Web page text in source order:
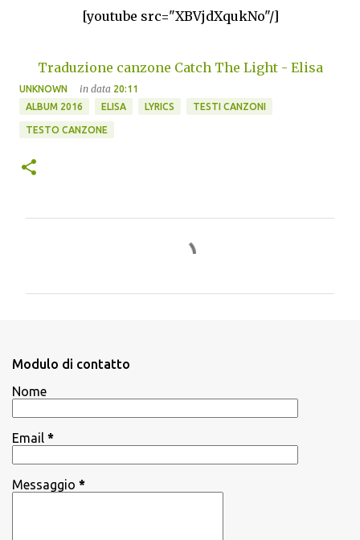
[youtube src="XBVjdXqukNo"/]
Traduzione canzone Catch The Light - Elisa
UNKNOWN in data 20:11
ALBUM 2016
ELISA LYRICS TESTI CANZONI
TESTO CANZONE
i
Modulo di contatto
Nome
Email *
Messaggio *